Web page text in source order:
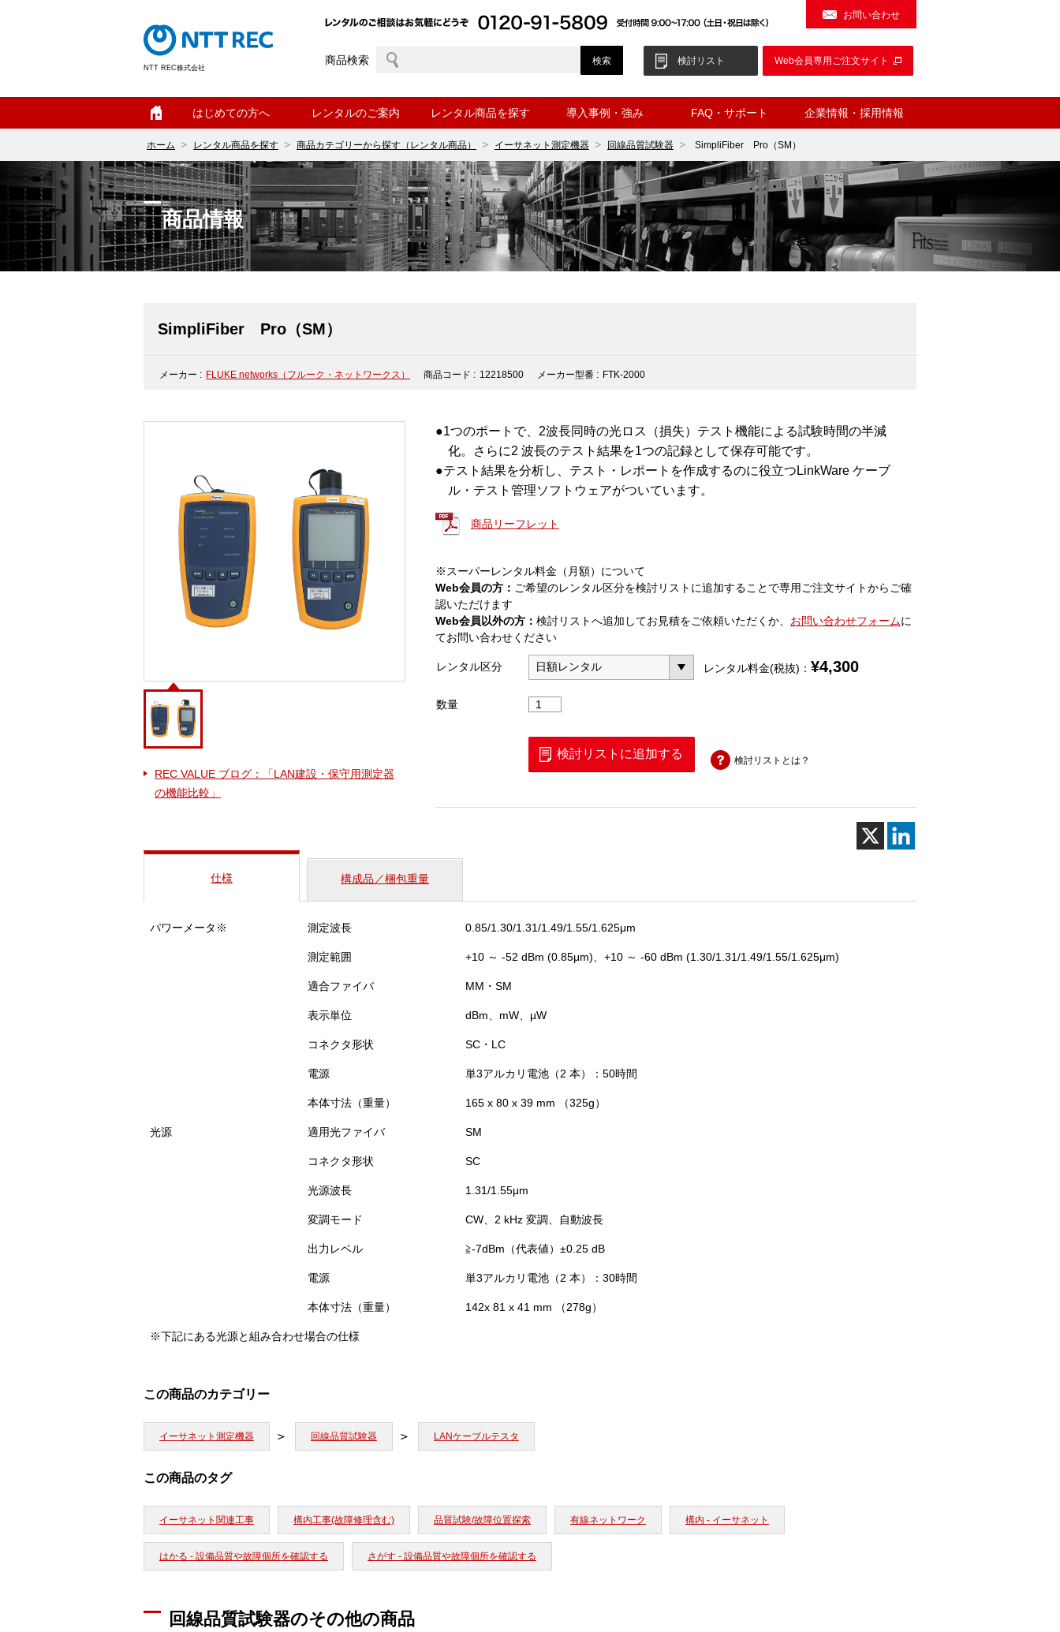
NTT REC株式会社
お問い合わせ
商品検索 検討リスト Web会員専用ご注文サイト
はじめての方へ レンタルのご案内 レンタル商品を探す 導入事例・強み FAQ・サポート 企業情報・採用情報
ホーム レンタル商品を探す 商品カテゴリーから探す（レンタル商品） イーサネット測定機器 回線品質試験器 SimpliFiber Pro（SM）
商品情報
SimpliFiber Pro（SM）
メーカー : FLUKE networks（フルーク・ネットワークス） 商品コード : 12218500 メーカー型番 : FTK-2000
REC VALUE ブログ：「LAN建設・保守用測定器
の機能比較」
●1つのポートで、2波長同時の光ロス（損失）テスト機能による試験時間の半減
化。さらに2 波長のテスト結果を1つの記録として保存可能です。
●テスト結果を分析し、テスト・レポートを作成するのに役立つLinkWare ケーブ
ル・テスト管理ソフトウェアがついています。
商品リーフレット
※スーパーレンタル料金（月額）について
Web会員の方： ご希望のレンタル区分を検討リストに追加することで専用ご注文サイトからご確
認いただけます
Web会員以外の方： 検討リストへ追加してお見積をご依頼いただくか、 お問い合わせフォームに
てお問い合わせください
レンタル区分 レンタル料金(税抜)： ¥4,300
数量
SimpliFiber
個
検討リストに追加する 検討リストとは？
仕様 構成品／梱包重量
パワーメータ※ 測定波長 0.85/1.30/1.31/1.49/1.55/1.625μm
測定範囲 +10 ～ -52 dBm (0.85μm)、+10 ～ -60 dBm (1.30/1.31/1.49/1.55/1.625μm)
適合ファイバ MM・SM
表示単位 dBm、mW、µW
コネクタ形状 SC・LC
電源 単3アルカリ電池（2 本）：50時間
本体寸法（重量） 165 x 80 x 39 mm （325g）
光源 適用光ファイバ SM
コネクタ形状 SC
光源波長 1.31/1.55μm
変調モード CW、2 kHz 変調、自動波長
出力レベル ≧-7dBm（代表値）±0.25 dB
電源 単3アルカリ電池（2 本）：30時間
本体寸法（重量） 142x 81 x 41 mm （278g）
※下記にある光源と組み合わせ場合の仕様
この商品のカテゴリー
イーサネット測定機器 回線品質試験器 LANケーブルテスタ
この商品のタグ
イーサネット関連工事 構内工事(故障修理含む) 品質試験/故障位置探索 有線ネットワーク 構内 - イーサネット
はかる - 設備品質や故障個所を確認する さがす - 設備品質や故障個所を確認する
回線品質試験器のその他の商品